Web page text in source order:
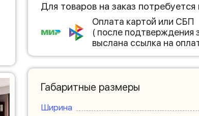
Для товаров на заказ
Оплата картой или СБП
( после
выслана ссылка на
Габаритные размеры
Ширина